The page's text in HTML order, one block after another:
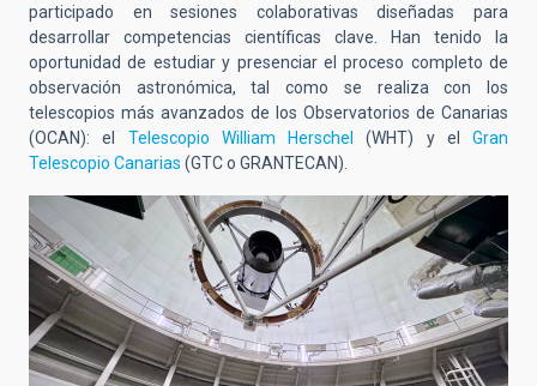
participado en sesiones colaborativas diseñadas para
desarrollar competencias científicas clave. Han tenido la
oportunidad de estudiar y presenciar el proceso completo de
observación astronómica, tal como se realiza con los
telescopios más avanzados de los Observatorios de Canarias
(OCAN): el Telescopio William Herschel(WHT) y el Gran
Telescopio Canarias (GTC o GRANTECAN).